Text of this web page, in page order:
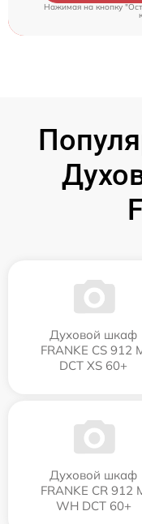
Нажимая на кнопку
Духовой шкаф
FRANKE CS 912
DCT XS 60+
Духовой шкаф
FRANKE CR 912
WH DCT 60+